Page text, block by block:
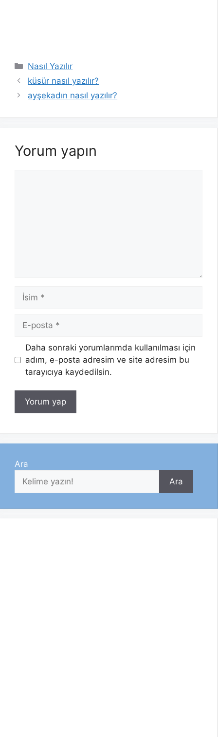
Kategoriler
Nasıl Yazılır
küsür nasıl yazılır?
ayşekadın nasıl yazılır?
Yorum yapın
İsim
posta
Daha sonraki yorumlarımda kullanılması için
adım, e-posta adresim ve site adresim bu
tarayıcıya kaydedilsin.
Ara
Ara